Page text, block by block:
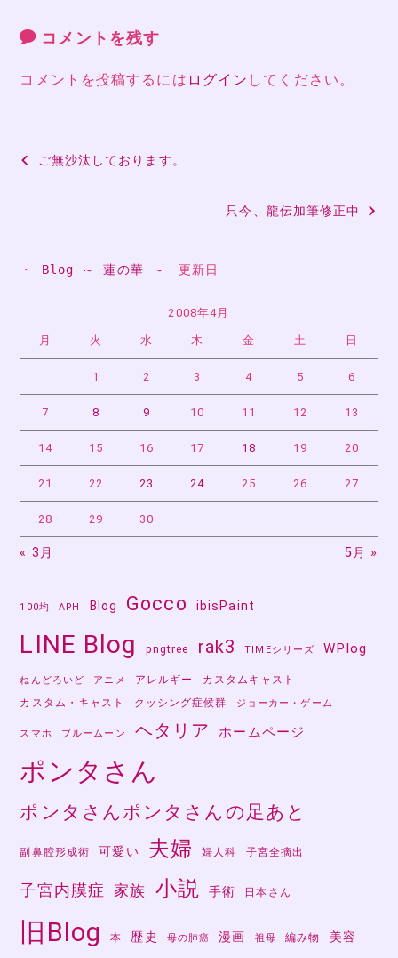
コメントを残す
コメントを投稿するには ログイン してください。
投
ご無沙汰しております。
只今、龍伝加筆修正中
・ Blog ～ 蓮の華 ～ 更新日
2008年4月
月 火 水 木 金 土 日
1 2 3 4 5 6
7 8 9 10 11 12 13
14 15 16 17 18 19 20
21 22 23 24 25 26 27
28 29 30
« 3月 5月 »
100均 APH Blog Gocco ibisPaint
LINE Blog pngtree rak3 TIMEシリーズ WPlog
ねんどろいど アニメ アレルギー
カスタムキャスト
カスタム・キャスト
クッシング症候群 ジョーカー・ゲーム
スマホ ブルームーン ヘタリア ホームページ
ポンタさん
ポンタさんポンタさんの足あと
副鼻腔形成術 可愛い 夫婦 婦人科 子宮全摘出
子宮内膜症 家族 小説 手術 日本さん
旧Blog 本 歴史 母の肺癌 漫画 祖母 編み物 美容